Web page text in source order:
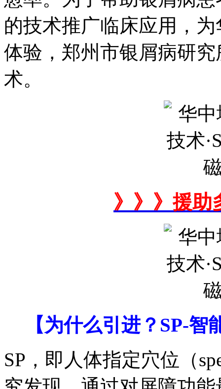
的技术推广临床应用，
体验，郑州市银屑病研
术。
》》》援助
【为什么引进？SP-
SP，即人体指定穴位（